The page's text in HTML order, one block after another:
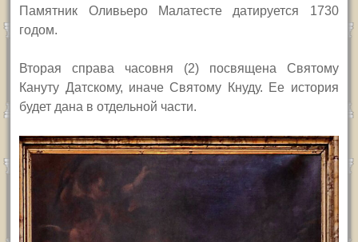
Памятник Оливьеро Малатесте датируется 1730
годом.
Вторая справа часовня (2) посвящена Святому
Кануту Датскому, иначе Святому Кнуду. Ее история
будет дана в отдельной части.